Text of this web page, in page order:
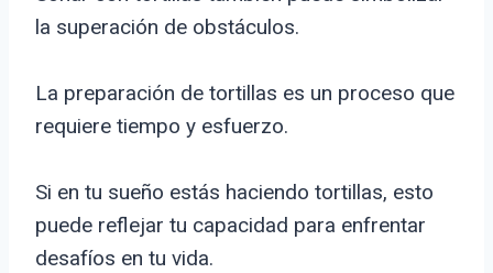
la superación de obstáculos.
La preparación de tortillas es un proceso que
requiere tiempo y esfuerzo.
Si en tu sueño estás haciendo tortillas, esto
puede reflejar tu capacidad para enfrentar
desafíos en tu vida.